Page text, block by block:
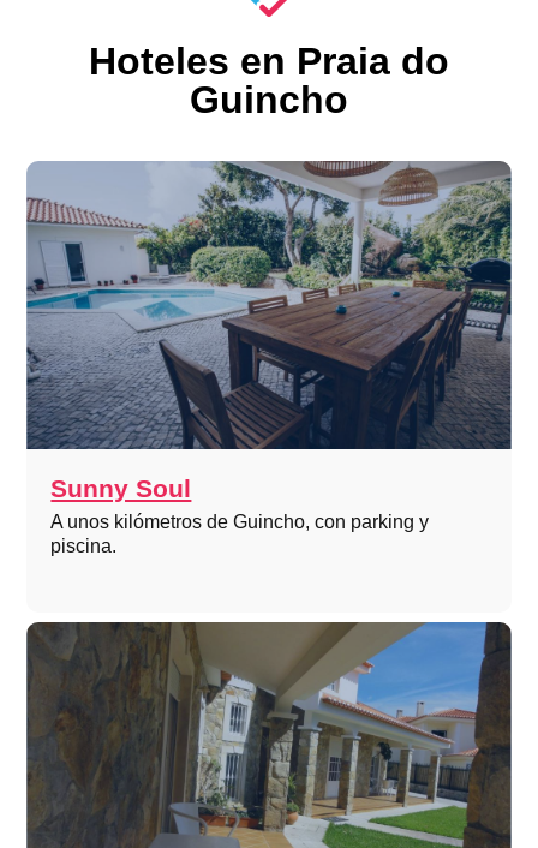
Hoteles en Praia do
Guincho
Sunny Soul
A unos kilómetros de Guincho, con parking y
piscina.